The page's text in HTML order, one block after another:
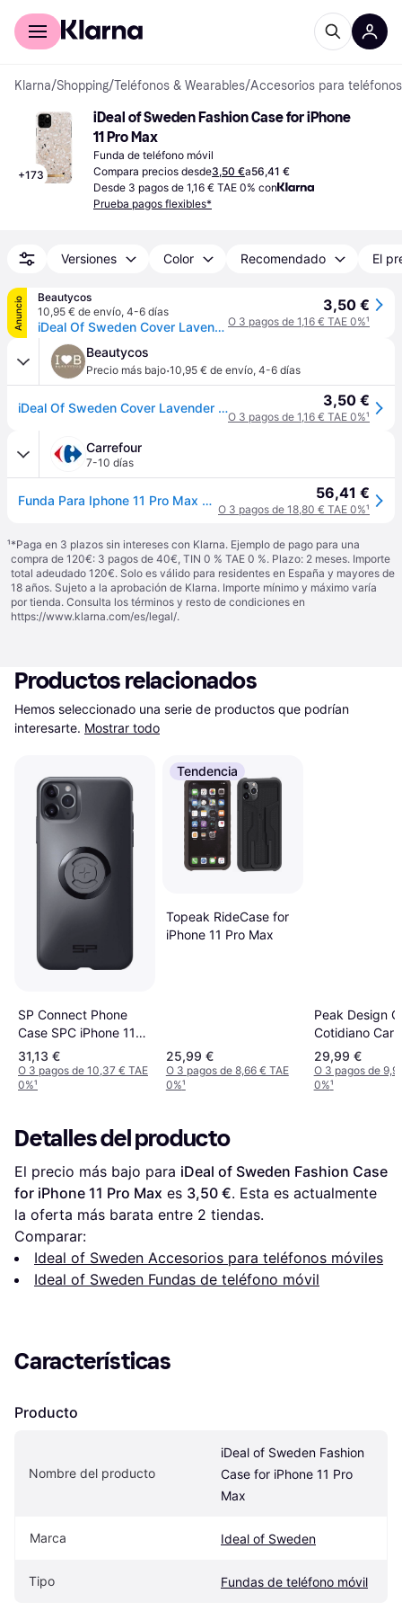
Comprar con Klarna
Klarna/Shopping/Teléfonos & Wearables/Accesorios para
+173
iDeal of Sweden Fashion Case for iPhone
11 Pro Max
Funda de teléfono móvil
Compara precios desde3,50 €a56,41 €
Desde 3 pagos de 1,16 € TAE 0% con
Prueba pagos flexibles*
Versiones Color Recomendado El
Anuncio
Beautycos
10,95 € de envío, 4-6 días
iDeal Of Sweden Cover Lavender Satin 11 PRO MAX/XS MAX (U)
3,50 €
O 3 pagos de 1,16 € TAE 0%¹
Beautycos
Precio más bajo·10,95 € de envío, 4-6 días
iDeal Of Sweden Cover Lavender Satin 11 PRO MAX/XS MAX (U) 3,50 €
O 3 pagos de 1,16 € TAE 0%¹
Carrefour
7-10 días
Funda Para Iphone 11 Pro Max Antichoque Diseño Regaliz Brillante 56,41 €
O 3 pagos de 18,80 € TAE 0%¹
¹*Paga en 3 plazos sin intereses con Klarna. Ejemplo de pago para una
compra de 120€: 3 pagos de 40€, TIN 0 % TAE 0 %. Plazo: 2 meses. Importe
total adeudado 120€. Solo es válido para residentes en España y mayores de
18 años. Sujeto a la aprobación de Klarna. Importe mínimo y máximo varía
por tienda. Consulta los términos y resto de condiciones en
https://www.klarna.com/es/legal/.
Productos relacionados
Hemos seleccionado una serie de productos que podrían
interesarte. Mostrar todo
SP Connect Phone
Case SPC iPhone 11
Pro Max/XS Max Size
31,13 €
O 3 pagos de 10,37 € TAE
0%¹
Tendencia
Topeak RideCase for
iPhone 11 Pro Max
25,99 €
O 3 pagos de 8,66 € TAE
0%¹
Peak Design
Cotidiano
Vegetal
Max
29,99 €
O 3 pagos de
0%¹
Detalles del producto
El precio más bajo para iDeal of Sweden Fashion Case
for iPhone 11 Pro Max es 3,50 €. Esta es actualmente
la oferta más barata entre 2 tiendas.
Comparar:
Ideal of Sweden Accesorios para teléfonos móviles
Ideal of Sweden Fundas de teléfono móvil
Características
Producto
Nombre del producto
iDeal of Sweden Fashion
Case for iPhone 11 Pro
Max
Marca Ideal of Sweden
Tipo Fundas de teléfono móvil